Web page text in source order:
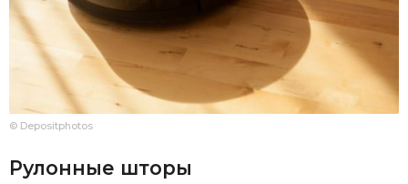
© Depositphotos
Рулонные шторы